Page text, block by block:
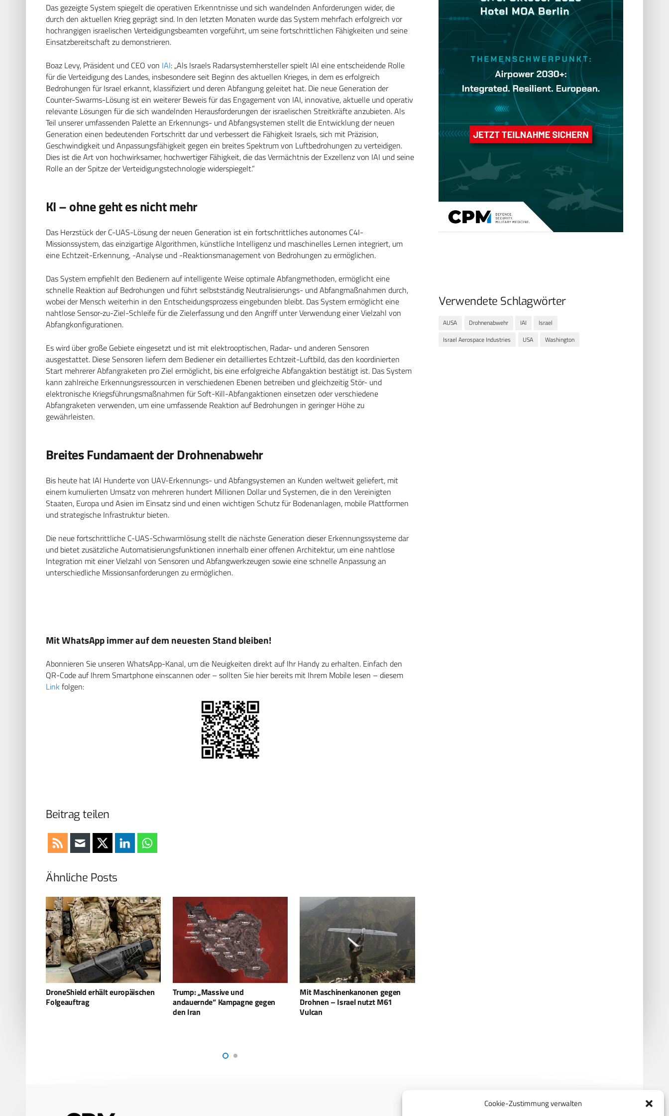
Cookie-Zustimmung verwalten
Das gezeigte System spiegelt die operativen Erkenntnisse und sich wandelnden Anforderungen wider, die
durch den aktuellen Krieg geprägt sind. In den letzten Monaten wurde das System mehrfach erfolgreich vor
hochrangigen israelischen Verteidigungsbeamten vorgeführt, um seine fortschrittlichen Fähigkeiten und seine
Einsatzbereitschaft zu demonstrieren.
Boaz Levy, Präsident und CEO von IAI: „Als Israels Radarsystemhersteller spielt IAI eine entscheidende Rolle
für die Verteidigung des Landes, insbesondere seit Beginn des aktuellen Krieges, in dem es erfolgreich
Bedrohungen für Israel erkannt, klassifiziert und deren Abfangung geleitet hat. Die neue Generation der
Counter-Swarms-Lösung ist ein weiterer Beweis für das Engagement von IAI, innovative, aktuelle und operativ
relevante Lösungen für die sich wandelnden Herausforderungen der israelischen Streitkräfte anzubieten. Als
Teil unserer umfassenden Palette an Erkennungs- und Abfangsystemen stellt die Entwicklung der neuen
Generation einen bedeutenden Fortschritt dar und verbessert die Fähigkeit Israels, sich mit Präzision,
Geschwindigkeit und Anpassungsfähigkeit gegen ein breites Spektrum von Luftbedrohungen zu verteidigen.
Dies ist die Art von hochwirksamer, hochwertiger Fähigkeit, die das Vermächtnis der Exzellenz von IAI und seine
Rolle an der Spitze der Verteidigungstechnologie widerspiegelt.“
KI – ohne geht es nicht mehr
Das Herzstück der C-UAS-Lösung der neuen Generation ist ein fortschrittliches autonomes C4I-
Missionssystem, das einzigartige Algorithmen, künstliche Intelligenz und maschinelles Lernen integriert, um
eine Echtzeit-Erkennung, -Analyse und -Reaktionsmanagement von Bedrohungen zu ermöglichen.
Das System empfiehlt den Bedienern auf intelligente Weise optimale Abfangmethoden, ermöglicht eine
schnelle Reaktion auf Bedrohungen und führt selbstständig Neutralisierungs- und Abfangmaßnahmen durch,
wobei der Mensch weiterhin in den Entscheidungsprozess eingebunden bleibt. Das System ermöglicht eine
nahtlose Sensor-zu-Ziel-Schleife für die Zielerfassung und den Angriff unter Verwendung einer Vielzahl von
Abfangkonfigurationen.
Es wird über große Gebiete eingesetzt und ist mit elektrooptischen, Radar- und anderen Sensoren
ausgestattet. Diese Sensoren liefern dem Bediener ein detailliertes Echtzeit-Luftbild, das den koordinierten
Start mehrerer Abfangraketen pro Ziel ermöglicht, bis eine erfolgreiche Abfangaktion bestätigt ist. Das System
kann zahlreiche Erkennungsressourcen in verschiedenen Ebenen betreiben und gleichzeitig Stör- und
elektronische Kriegsführungsmaßnahmen für Soft-Kill-Abfangaktionen einsetzen oder verschiedene
Abfangraketen verwenden, um eine umfassende Reaktion auf Bedrohungen in geringer Höhe zu
gewährleisten.
Breites Fundamaent der Drohnenabwehr
Bis heute hat IAI Hunderte von UAV-Erkennungs- und Abfangsystemen an Kunden weltweit geliefert, mit
einem kumulierten Umsatz von mehreren hundert Millionen Dollar und Systemen, die in den Vereinigten
Staaten, Europa und Asien im Einsatz sind und einen wichtigen Schutz für Bodenanlagen, mobile Plattformen
und strategische Infrastruktur bieten.
Die neue fortschrittliche C-UAS-Schwarmlösung stellt die nächste Generation dieser Erkennungssysteme dar
und bietet zusätzliche Automatisierungsfunktionen innerhalb einer offenen Architektur, um eine nahtlose
Integration mit einer Vielzahl von Sensoren und Abfangwerkzeugen sowie eine schnelle Anpassung an
unterschiedliche Missionsanforderungen zu ermöglichen.
Mit WhatsApp immer auf dem neuesten Stand bleiben!
Abonnieren Sie unseren WhatsApp-Kanal, um die Neuigkeiten direkt auf Ihr Handy zu erhalten. Einfach den
QR-Code auf Ihrem Smartphone einscannen oder – sollten Sie hier bereits mit Ihrem Mobile lesen – diesem
Link folgen:
Beitrag teilen
Verwendete Schlagwörter
AUSA Drohnenabwehr IAI
Israel
Israel Aerospace Industries
USA Washington
Ähnliche Posts
Trump: „Massive und
andauernde“ Kampagne gegen
Mit Maschinenkanonen gegen
Drohnen – Israel nutzt M61
Vulcan
UAV-Kampferfahrungen: USA
wollen von Israel lernen